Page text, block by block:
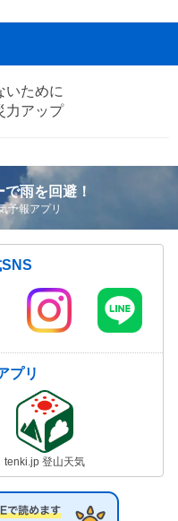
いために
力アップ
雨を回避！
報アプリ
プリ
tenki.jp 登山天気